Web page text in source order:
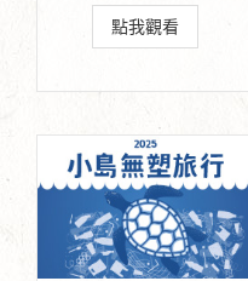
點我觀看